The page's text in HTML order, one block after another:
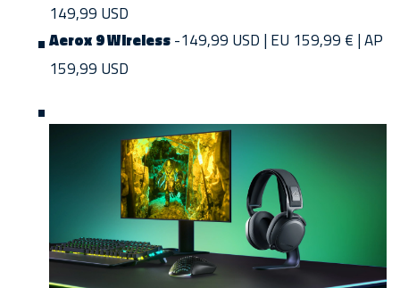
149,99 USD
Aerox 9 Wireless-149,99 USD | EU 159,99 € | AP
159,99 USD